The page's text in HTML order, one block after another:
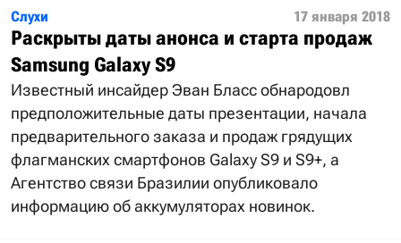
Слухи 17 января 2018
Раскрыты даты анонса и старта продаж
Samsung Galaxy S9
Известный инсайдер Эван Бласс обнародовл
предположительные даты презентации, начала
предварительного заказа и продаж грядущих
флагманских смартфонов Galaxy S9 и S9+, а
Агентство связи Бразилии опубликовало
информацию об аккумуляторах новинок.